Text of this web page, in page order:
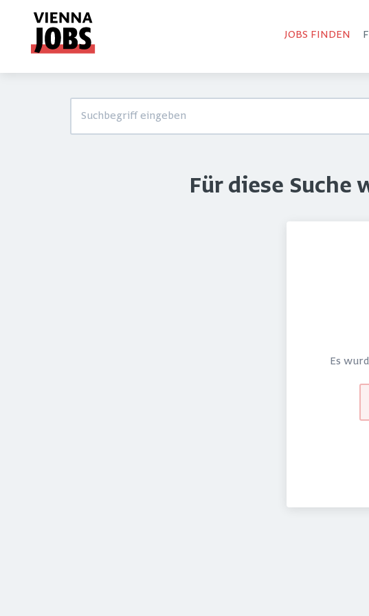
JOBS FINDEN
Für diese Suche
Es